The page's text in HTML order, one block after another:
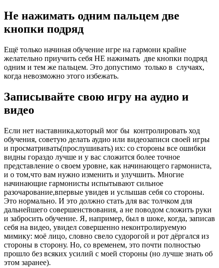
Не нажимать одним пальцем две
кнопки подряд
Ещё только начиная обучение игре на гармони крайне
желательно приучить себя НЕ нажимать две кнопки подряд
одним и тем же пальцем. Это допустимо только в случаях,
когда невозможно этого избежать.
Записывайте свою игру на аудио и
видео
Если нет наставника,который мог бы контролировать ход
обучения, советую делать аудио или видеозаписи своей игры
и просматривать(прослушивать) их: со стороны все ошибки
видны гораздо лучше и у вас сложится более точное
представление о своем уровне, как начинающего гармониста,
и о том,что вам нужно изменить и улучшить. Многие
начинающие гармонисты испытывают сильное
разочарование,впервые увидев и услышав себя со стороны.
Это нормально. И это должно стать для вас толчком для
дальнейшего совершенствования, а не поводом сложить руки
и забросить обучение. Я, например, был в шоке, когда, записав
себя на видео, увидел совершенно неконтролируемую
мимику: моё лицо, словно свело судорогой и рот дёргался из
стороны в сторону. Но, со временем, это почти полностью
прошло без всяких усилий с моей стороны (но лучше знать об
этом заранее).